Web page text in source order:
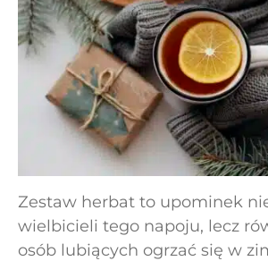
Zestaw herbat to upominek
wielbicieli tego napoju, lecz
osób lubiących ogrzać się w